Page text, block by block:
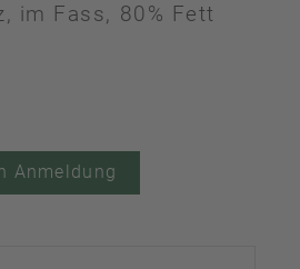
im Fass, 80% Fett
Anmeldung